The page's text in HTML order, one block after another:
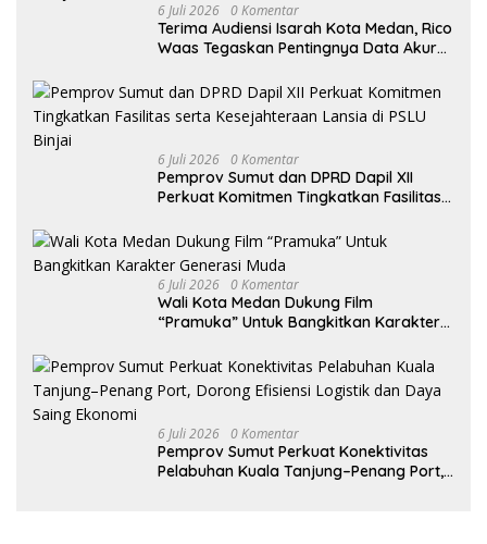
6 Juli 2026 0 Komentar
Terima Audiensi Isarah Kota Medan, Rico
Waas Tegaskan Pentingnya Data Akurat
6 Juli 2026 0 Komentar
Pemprov Sumut dan DPRD Dapil XII
Perkuat Komitmen Tingkatkan Fasilitas
Binjai
6 Juli 2026 0 Komentar
Wali Kota Medan Dukung Film
“Pramuka” Untuk Bangkitkan Karakter
6 Juli 2026 0 Komentar
Pemprov Sumut Perkuat Konektivitas
Pelabuhan Kuala Tanjung–Penang Port,